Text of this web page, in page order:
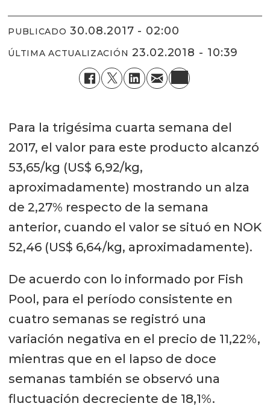
PUBLICADO 30.08.2017 - 02:00
ÚLTIMA ACTUALIZACIÓN 23.02.2018 - 10:39
Para la trigésima cuarta semana del
2017, el valor para este producto alcanzó
53,65/kg (US$ 6,92/kg,
aproximadamente) mostrando un alza
de 2,27% respecto de la semana
anterior, cuando el valor se situó en NOK
52,46 (US$ 6,64/kg, aproximadamente).
De acuerdo con lo informado por Fish
Pool, para el período consistente en
cuatro semanas se registró una
variación negativa en el precio de 11,22%,
mientras que en el lapso de doce
semanas también se observó una
fluctuación decreciente de 18,1%.